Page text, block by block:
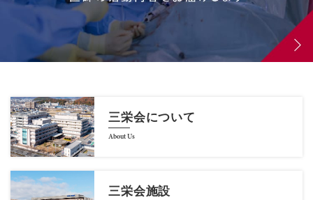
三栄会について
About Us
三栄会施設